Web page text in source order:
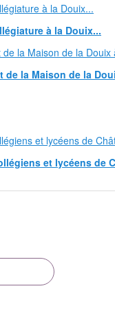
à la Douix...
la Maison de la
et lycéens de